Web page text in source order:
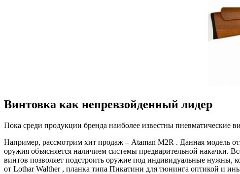
Винтовка как непревзойденный лидер
Пока среди продукции бренда наиболее известны пневматические
Например, рассмотрим хит продаж – Ataman M2R . Данная модель
оружия объясняется наличием системы предварительной накачки.
винтов позволяет подстроить оружие под индивидуальные нужны,
от Lothar Walther, планка типа Пикатини для тюнинга оптикой и